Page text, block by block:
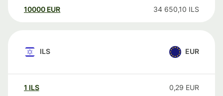
10000 EUR 34 650,10 ILS
ILS EUR
1 ILS 0,29 EUR